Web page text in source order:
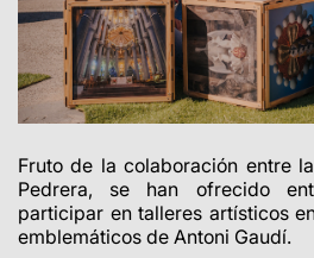
Fruto de la colaboración entre
Pedrera, se han ofrecido
participar en talleres artísticos
emblemáticos de Antoni Gaudí.